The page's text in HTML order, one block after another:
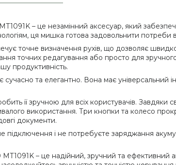
– це незамінний аксесуар, який
ця мишка готова задовольнити потреби
точне визначення рухів, що дозволяє
точних редагування або просто для
продуктивність.
та елегантно. Вона має універсальний
її зручною для всіх користувачів. Завдяки
використання. Три кнопки та колесо
документи.
і не потребуєте заряджання
– це надійний, зручний та ефективний